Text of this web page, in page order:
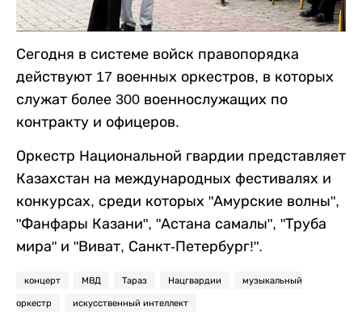
Сегодня в системе войск правопорядка
действуют 17 военных оркестров, в которых
служат более 300 военнослужащих по
контракту и офицеров.
Оркестр Национальной гвардии представляет
Казахстан на международных фестивалях и
конкурсах, среди которых "Амурские волны",
"Фанфары Казани", "Астана самалы", "Труба
мира" и "Виват, Санкт-Петербург!".
концерт МВД Тараз Нацгвардии музыкальный
оркестр искусственный интеллект